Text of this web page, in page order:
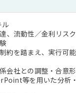
ル
、流動性／金利リス
約を踏まえ、実行可
会社との調整・合意
等を用いた分析